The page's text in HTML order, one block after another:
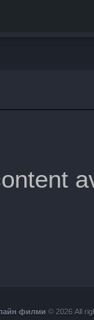
филми © 2026 All